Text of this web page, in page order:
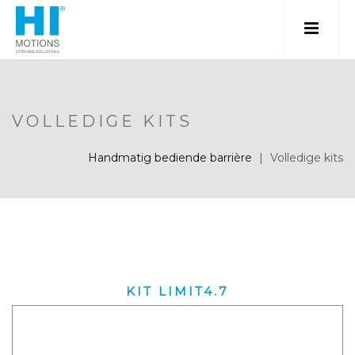
VOLLEDIGE KITS
Handmatig bediende barrière | Volledige kits
KIT LIMIT4.7